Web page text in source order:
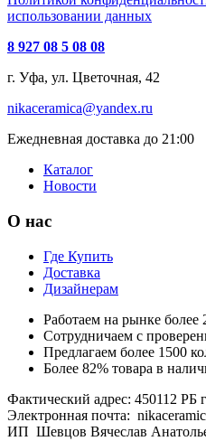
использовании данных
8 927 08 5 08 08
г. Уфа, ул. Цветочная, 42
nikaceramica@yandex.ru
Ежедневная доставка до 21:00
Каталог
Новости
О нас
Где Купить
Доставка
Дизайнерам
Работаем на рынке более
Сотрудничаем с
Предлагаем более 1500
Более 82% товара в
Фактический адрес: 450112 РБ
Электронная почта:
ИП Шевцов Вячеслав